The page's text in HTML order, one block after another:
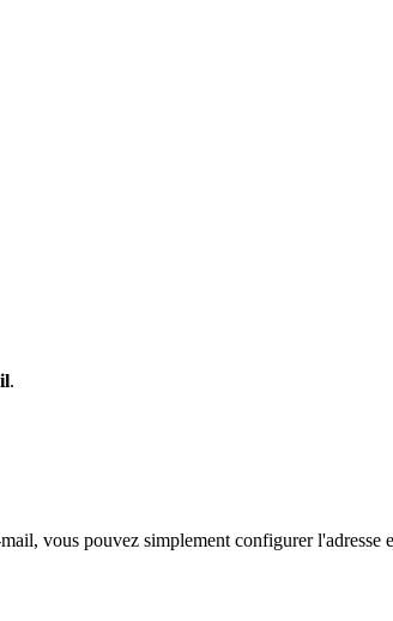
.
vous pouvez simplement configurer l'adresse